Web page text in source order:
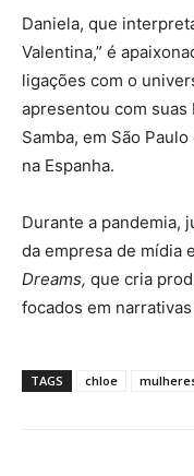
Daniela, que
Valentina,” é
ligações com o
apresentou com suas
Samba, em São
na Espanha.
Durante a pandemia,
da empresa de mídia
Dreams, que cria
focados em
TAGS chloe